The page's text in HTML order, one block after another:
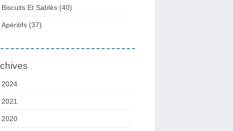
Biscuits Et Sablés (40)
Apéritifs (37)
2024
2021
2020